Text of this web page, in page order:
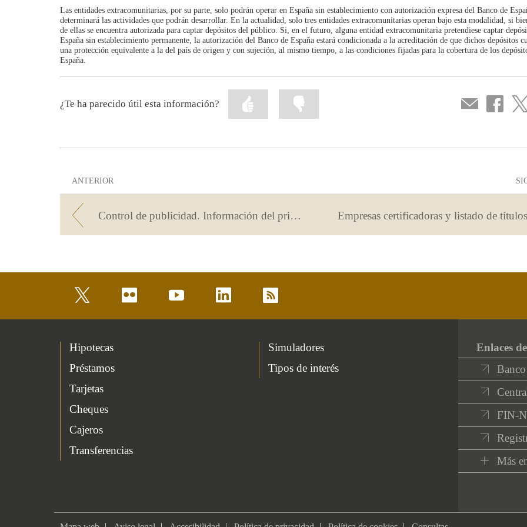
Las entidades extracomunitarias, por su parte, solo podrán operar en España sin establecimiento con autorización expresa del Banco de
determinará las actividades que podrán desarrollar. En la actualidad, solo tres entidades extracomunitarias operan bajo esta modalidad, si
de ellas se encuentra autorizada para captar depósitos del público. Si, en el futuro, alguna entidad extracomunitaria pretendiese captar
España sin establecimiento permanente, la autorización del Banco de España estará condicionada a la acreditación de que dichos depósitos
una protección equivalente a la del país de origen y con sujeción, al mismo tiempo, a las condiciones fijadas para la cobertura de los
España.
Compartir
por
Compartir
en
en
¿Te ha parecido útil esta información?
Marcar
información
ANTERIOR
Control de publicidad. Información del primer trimestre del 2020 Empresas certificadoras y listado de títulos
flickr youtube linkedin rss
Hipotecas
Préstamos
Tarjetas
Cheques
Cajeros
Transferencias
Simuladores
Tipos de interés
Enlaces
FIN-
Más